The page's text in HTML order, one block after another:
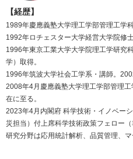
【経歴】
1989年慶應義塾大学理工学部管理工学科
1992年ロチェスター大学経営大学院修士
1996年東京工業大学大学院理工学研究
学）取得。
1996年筑波大学社会工学系・講師。
2008年4月慶應義塾大学理工学部管理
在に至る。
2023年4月内閣府 科学技術・イノベー
災担当）付上席科学技術政策フェロー（
研究分野は応用統計解析、品質管理、マ